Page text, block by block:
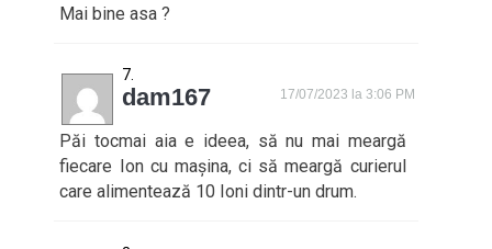
Mai bine asa ?
dam167 17/07/2023 la 3:06 PM
Păi tocmai aia e ideea, să nu mai meargă
fiecare Ion cu mașina, ci să meargă curierul
care alimentează 10 Ioni dintr-un drum.